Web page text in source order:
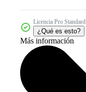
Licencia Pro Standard
¿Qué es esto?
Más información